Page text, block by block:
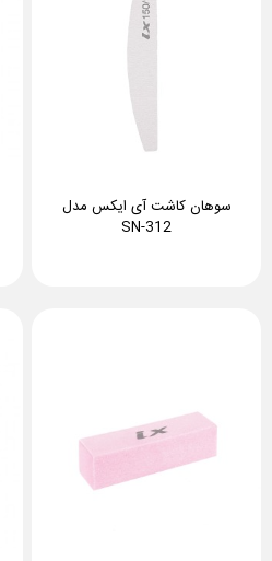
سوهان کاشت آی ایکس مدل
SN-312